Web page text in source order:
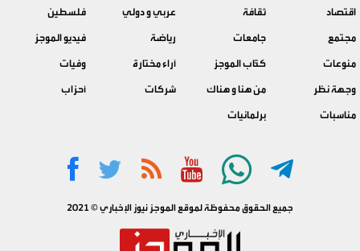
اقتصاد
ثقافة عربي و دولي
فلسطين
مجتمع
جامعات رياضة
فيديو الموجز
منوعات
كتّاب الموجز آراء مختارة
وفيات
وجهة نظر
من هنا و هناك شركات
أحزاب
مناسبات
برلمانيات
جميع الحقوق محفوظة لموقع الموجز نيوز الإخباري © 2021